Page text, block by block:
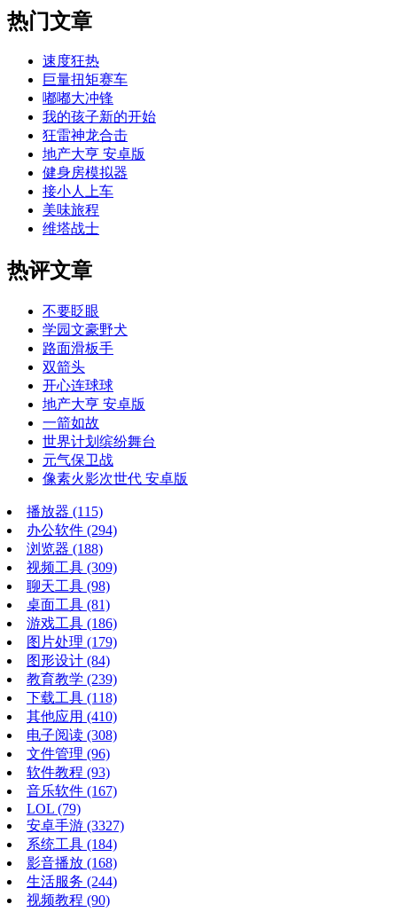
热门文章
速度狂热
巨量扭矩赛车
嘟嘟大冲锋
我的孩子新的开始
狂雷神龙合击
地产大亨 安卓版
健身房模拟器
接小人上车
美味旅程
维塔战士
热评文章
不要眨眼
学园文豪野犬
路面滑板手
双箭头
开心连球球
地产大亨 安卓版
一箭如故
世界计划缤纷舞台
元气保卫战
像素火影次世代 安卓版
播放器 (115)
办公软件 (294)
浏览器 (188)
视频工具 (309)
聊天工具 (98)
桌面工具 (81)
游戏工具 (186)
图片处理 (179)
图形设计 (84)
教育教学 (239)
下载工具 (118)
其他应用 (410)
电子阅读 (308)
文件管理 (96)
软件教程 (93)
音乐软件 (167)
LOL (79)
安卓手游 (3327)
系统工具 (184)
影音播放 (168)
生活服务 (244)
视频教程 (90)